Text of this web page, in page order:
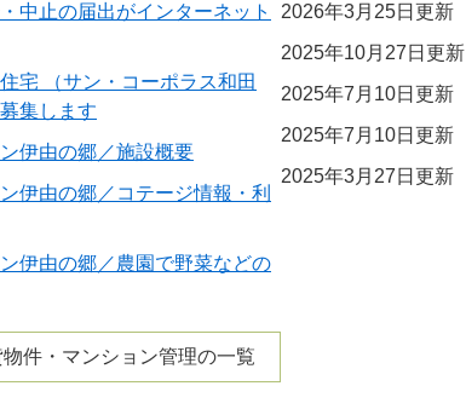
中止の届出がインターネット
宅 （サン・コーポラス和田
集します
伊由の郷／施設概要
伊由の郷／コテージ情報・利
伊由の郷／農園で野菜などの
件・マンション管理の一覧
2026年3月25日更新
2025年10月27日更新
2025年7月10日更新
2025年7月10日更新
2025年3月27日更新